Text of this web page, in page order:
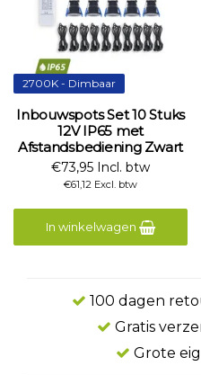
2700K - Dimbaar
Inbouwspots Set 10 Stuks
12V IP65 met
Afstandsbediening Zwart
€73,95 Incl. btw
€61,12 Excl. btw
In winkelwagen
100 dagen
Gratis
Grote